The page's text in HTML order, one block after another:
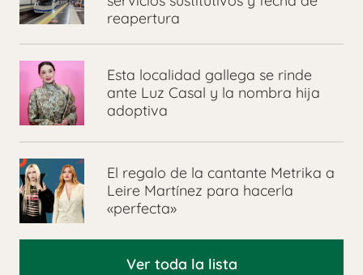
reapertura
Esta localidad gallega se rinde
ante Luz Casal y la nombra hija
adoptiva
El regalo de la cantante Metrika a
Leire Martínez para hacerla
«perfecta»
Ver toda la lista